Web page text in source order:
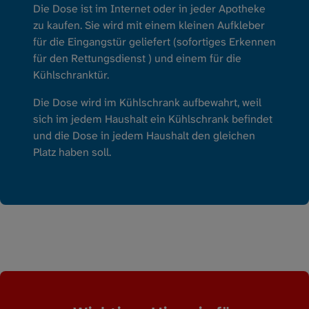
Die Dose ist im Internet oder in jeder Apotheke
zu kaufen. Sie wird mit einem kleinen Aufkleber
für die Eingangstür geliefert (sofortiges Erkennen
für den Rettungsdienst ) und einem für die
Kühlschranktür.
Die Dose wird im Kühlschrank aufbewahrt, weil
sich im jedem Haushalt ein Kühlschrank befindet
und die Dose in jedem Haushalt den gleichen
Platz haben soll.